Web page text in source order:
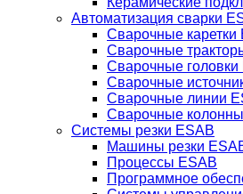
Автоматизация сварки
Сварочные каретки
Сварочные
Сварочные головки
Сварочные
Сварочные линии
Сварочные
Системы резки ESAB
Машины резки
Процессы ESAB
Программное